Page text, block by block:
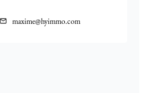
maxime@hyimmo.com